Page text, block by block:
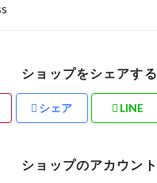
ショップをシェアする
シェア LINE
ショップのアカウント